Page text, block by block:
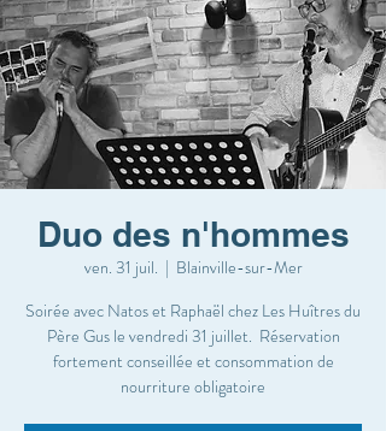
Duo des n'hommes
ven. 31 juil.
  |
Blainville-sur-Mer
Soirée avec Natos et Raphaël chez Les Huîtres du
Père Gus le vendredi 31 juillet. Réservation
fortement conseillée et consommation de
nourriture obligatoire